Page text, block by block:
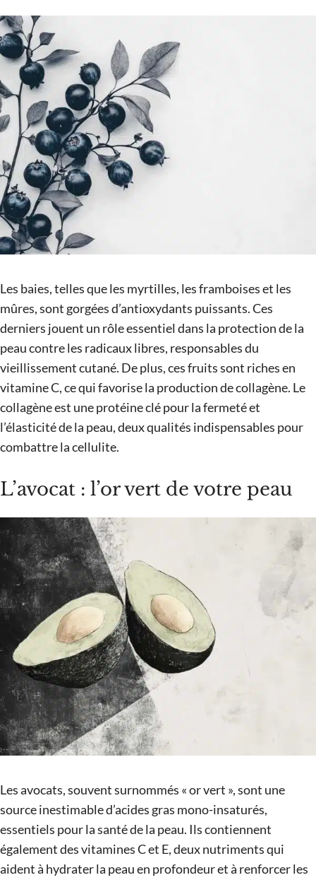
Les baies, telles que les myrtilles, les framboises et les
mûres, sont gorgées d’antioxydants puissants. Ces
derniers jouent un rôle essentiel dans la protection de la
peau contre les radicaux libres, responsables du
vieillissement cutané. De plus, ces fruits sont riches en
vitamine C, ce qui favorise la production de collagène. Le
collagène est une protéine clé pour la fermeté et
l’élasticité de la peau, deux qualités indispensables pour
combattre la cellulite.
L’avocat : l’or vert de votre peau
Les avocats, souvent surnommés « or vert », sont une
source inestimable d’acides gras mono-insaturés,
essentiels pour la santé de la peau. Ils contiennent
également des vitamines C et E, deux nutriments qui
aident à hydrater la peau en profondeur et à renforcer les